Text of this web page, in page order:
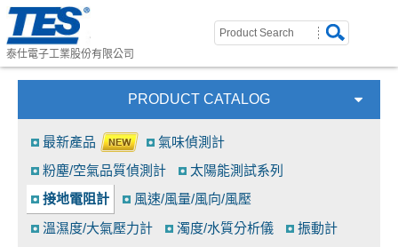
泰仕電子工業股份有限公司
PRODUCT CATALOG
最新產品
氣味偵測計
粉塵/空氣品質偵測計
太陽能測試系列
接地電阻計
風速/風量/風向/風壓
溫濕度/大氣壓力計
濁度/水質分析儀
振動計